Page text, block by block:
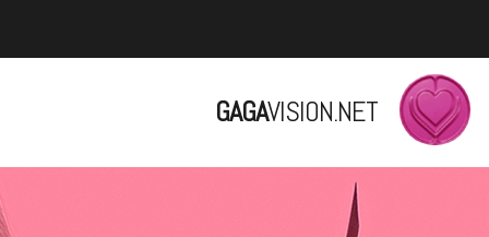
GAGAVISION.NET